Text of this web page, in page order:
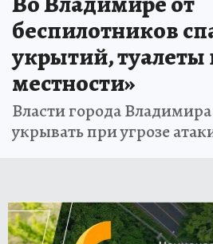
беспилотников
укрытий, туалеты
местности»
Власти города
укрывать при угрозе